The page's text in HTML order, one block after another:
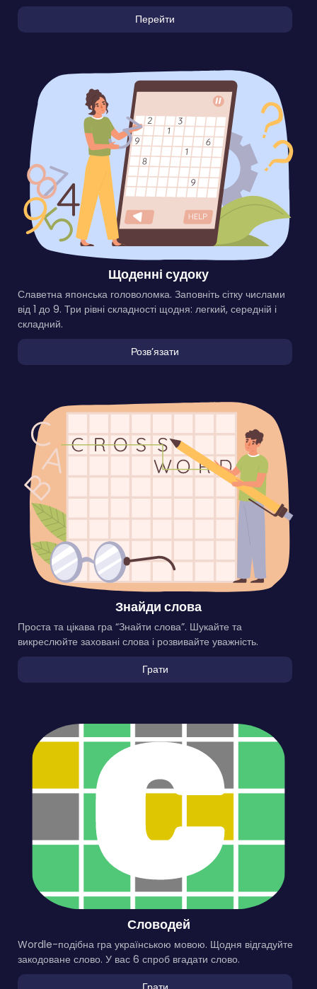
Перейти
Щоденні судоку
Славетна японська головоломка. Заповніть сітку числами
від 1 до 9. Три рівні складності щодня: легкий, середній і
складний.
Розвʼязати
Знайди слова
Проста та цікава гра “Знайти слова”. Шукайте та
викреслюйте заховані слова і розвивайте уважність.
Грати
Словодей
Wordle-подібна гра українською мовою. Щодня відгадуйте
закодоване слово. У вас 6 спроб вгадати слово.